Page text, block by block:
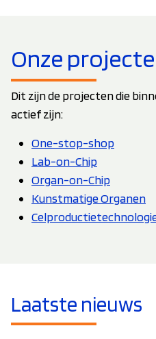
Onze
Dit zijn de projecten die
actief zijn:
One-stop-shop
Lab-on-Chip
Organ-on-Chip
Kunstmatige Organen
Laatste nieuws